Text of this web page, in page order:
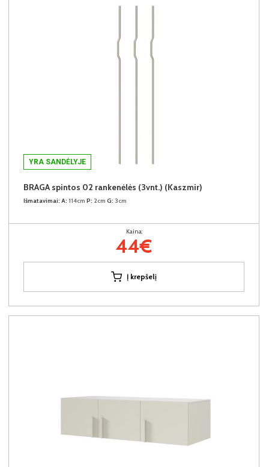
YRA SANDĖLYJE
BRAGA spintos 02 rankenėlės (3vnt.) (Kaszmir)
Išmatavimai: A: 114cm P: 2cm G: 3cm
Kaina:
44€
Į krepšelį